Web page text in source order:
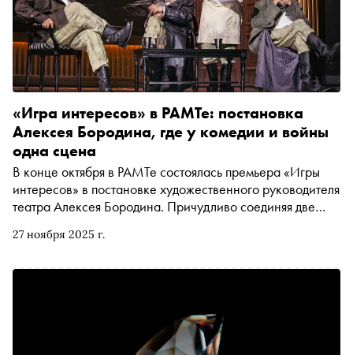
27 ноября 2025 г.
«Игра интересов» в РАМТе: постановка
Алексея Бородина, где у комедии и войны
одна сцена
В конце октября в РАМТе состоялась премьера «Игры
интересов» в постановке художественного руководителя
театра Алексея Бородина. Причудливо соединяя две
литературе, испанца Хасинто Бенавенте, и «Конец пути»
вскрывает актуальный для нашего времени конфликт:
противопоставлена лишениям и ужасам войны, пустота,
пошлость и фальшь жизни игнорируют вторую, суровую
реальность, существующую как будто на периферии